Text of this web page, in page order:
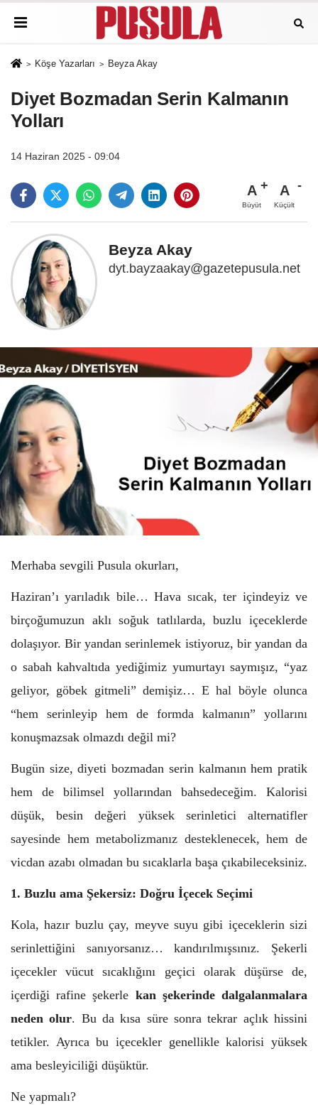
Köşe Yazarları Beyza Akay
Diyet Bozmadan Serin Kalmanın
Yolları
14 Haziran 2025 - 09:04
A
Büyüt
A
Küçült
Beyza Akay
dyt.bayzaakay@gazetepusula.net
Merhaba sevgili Pusula okurları,
Haziran’ı yarıladık bile… Hava sıcak, ter içindeyiz ve
birçoğumuzun aklı soğuk tatlılarda, buzlu içeceklerde
dolaşıyor. Bir yandan serinlemek istiyoruz, bir yandan da
o sabah kahvaltıda yediğimiz yumurtayı saymışız, “yaz
geliyor, göbek gitmeli” demişiz… E hal böyle olunca
“hem serinleyip hem de formda kalmanın” yollarını
konuşmazsak olmazdı değil mi?
Bugün size, diyeti bozmadan serin kalmanın hem pratik
hem de bilimsel yollarından bahsedeceğim. Kalorisi
düşük, besin değeri yüksek serinletici alternatifler
sayesinde hem metabolizmanız desteklenecek, hem de
vicdan azabı olmadan bu sıcaklarla başa çıkabileceksiniz.
1. Buzlu ama Şekersiz: Doğru İçecek Seçimi
Kola, hazır buzlu çay, meyve suyu gibi içeceklerin sizi
serinlettiğini sanıyorsanız… kandırılmışsınız. Şekerli
içecekler vücut sıcaklığını geçici olarak düşürse de,
içerdiği rafine şekerle kan şekerinde dalgalanmalara
neden olur. Bu da kısa süre sonra tekrar açlık hissini
tetikler. Ayrıca bu içecekler genellikle kalorisi yüksek
ama besleyiciliği düşüktür.
Ne yapmalı?